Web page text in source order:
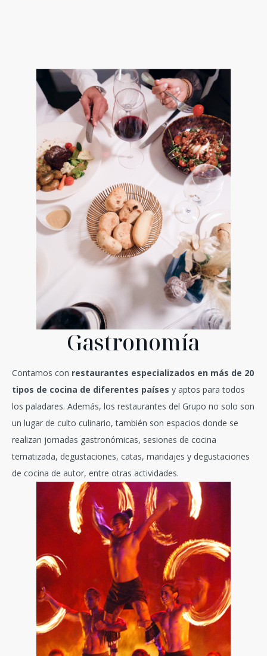
Gastronomía
Contamos con restaurantes especializados en más de 20
tipos de cocina de diferentes países y aptos para todos
los paladares. Además, los restaurantes del Grupo no solo son
un lugar de culto culinario, también son espacios donde se
realizan jornadas gastronómicas, sesiones de cocina
tematizada, degustaciones, catas, maridajes y degustaciones
de cocina de autor, entre otras actividades.